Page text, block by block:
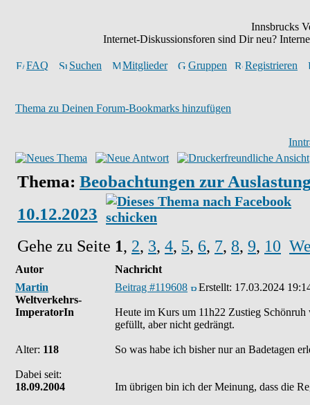
Innsbrucks
Internet-Diskussionsforen sind Dir neu?
FAQ Suchen Mitglieder Gruppen Registrieren
Thema zu Deinen Forum-Bookmarks hinzufügen
Thema: Beobachtungen zur
10.12.2023
Gehe zu Seite 1, 2, 3, 4, 5, 6, 7, 8, 9, 10
Autor
Nachricht
Martin
Weltverkehrs-
ImperatorIn
Alter: 118
Dabei seit:
18.09.2004
Beitrag #119608 Erstellt: 17.03.2024
Heute im Kurs um 11h22 Zustieg
gefüllt, aber nicht gedrängt.
So was habe ich bisher nur an Badetagen
Im übrigen bin ich der Meinung, dass die